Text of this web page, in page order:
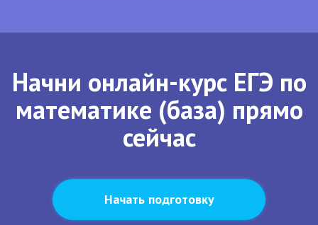
Начни онлайн-курс ЕГЭ по
математике (база) прямо
сейчас
Начать подготовку